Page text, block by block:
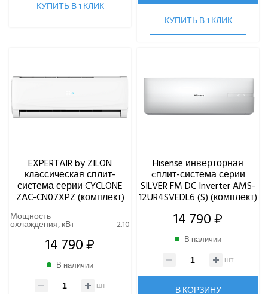
КУПИТЬ В 1 КЛИК
КУПИТЬ В 1 КЛИК
EXPERTAIR by ZILON
классическая сплит-
система серии CYCLONE
ZAC-CN07XPZ (комплект)
Мощность
охлаждения, кВт 2.10
14 790 ₽
В наличии
шт
Hisense инверторная
cплит-система серии
SILVER FM DC Inverter AMS-
12UR4SVEDL6 (S) (комплект)
14 790 ₽
В наличии
шт
В КОРЗИНУ